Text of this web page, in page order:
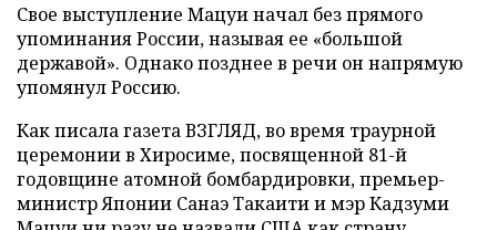
Свое выступление Мацуи начал без прямого
упоминания России, называя ее «большой
державой». Однако позднее в речи он напрямую
упомянул Россию.
Как писала газета ВЗГЛЯД, во время траурной
церемонии в Хиросиме, посвященной 81-й
годовщине атомной бомбардировки, премьер-
министр Японии Санаэ Такаити и мэр Кадзуми